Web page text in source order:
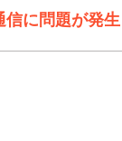
信に問題が発